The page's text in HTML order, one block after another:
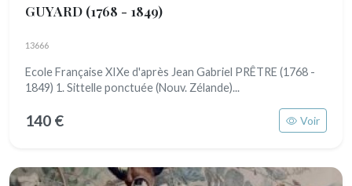
GUYARD (1768 - 1849)
13666
Ecole Française XIXe d'après Jean Gabriel PRÊTRE (1768 -
1849) 1. Sittelle ponctuée (Nouv. Zélande)...
140 € Voir